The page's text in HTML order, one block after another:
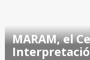
MARAM, el